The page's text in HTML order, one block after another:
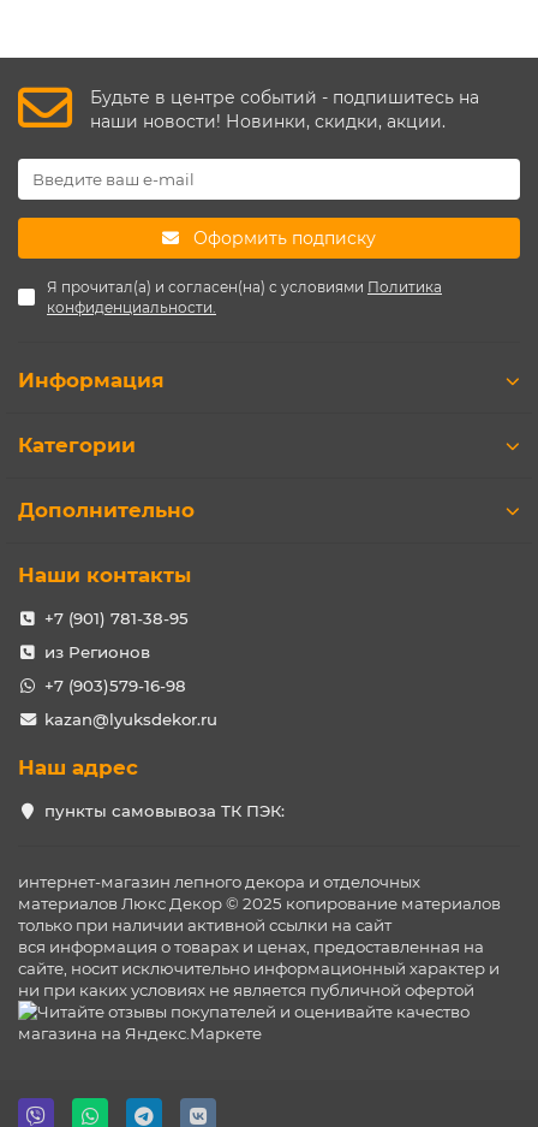
Будьте в центре событий - подпишитесь на
наши новости! Новинки, скидки, акции.
Оформить подписку
Я прочитал(а) и согласен(на) с условиями Политика
конфиденциальности.
Информация
Категории
Дополнительно
Наши контакты
+7 (901) 781-38-95
из Регионов
+7 (903)579-16-98
kazan@lyuksdekor.ru
Наш адрес
пункты самовывоза ТК ПЭК:
интернет-магазин лепного декора и отделочных
материалов Люкс Декор © 2025 копирование материалов
только при наличии активной ссылки на сайт
вся информация о товарах и ценах, предоставленная на
сайте, носит исключительно информационный характер и
ни при каких условиях не является публичной офертой